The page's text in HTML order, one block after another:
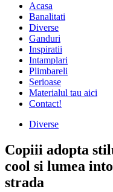
Acasa
Banalitati
Diverse
Ganduri
Inspiratii
Intamplari
Plimbareli
Serioase
Materialul tau aici
Contact!
Diverse
Copiii adopta
cool si lumea
strada